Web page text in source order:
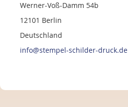
Werner-Voß-Damm 54b
12101 Berlin
Deutschland
info@stempel-schilder-druck.de